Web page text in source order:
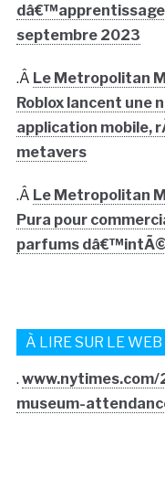
septembre 2023
.Â Le Metropolitan
Roblox lancent une
application mobile,
metavers
.Â Le Metropolitan
Pura pour
parfums
À LIRE SUR LE WEB
.
museum-